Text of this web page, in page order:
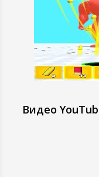
Видео